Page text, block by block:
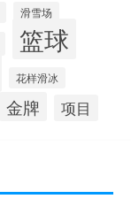
滑雪场
篮球
花样滑冰
金牌 项目